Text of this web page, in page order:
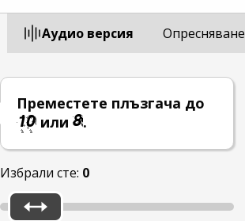
Aудио версия
Преместете плъзгача до
или
.
Избрали сте: 0
Опресняване